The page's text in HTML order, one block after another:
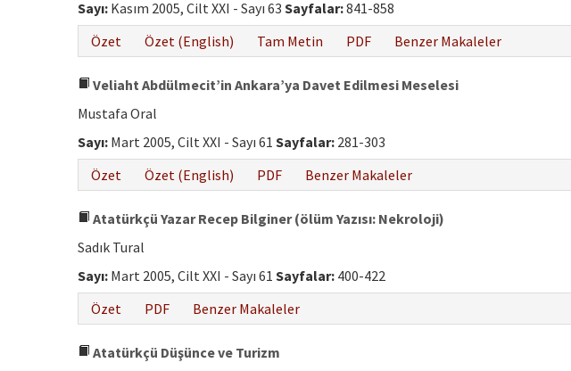
Sayı: Kasım 2005, Cilt XXI - Sayı 63 Sayfalar:841-858
Özet
Özet (English) Tam Metin PDF Benzer Makaleler
Veliaht Abdülmecit’in Ankara’ya Davet Edilmesi Meselesi
Mustafa Oral
Sayı: Mart 2005, Cilt XXI - Sayı 61 Sayfalar: 281-303
Özet
Özet (English) PDF Benzer Makaleler
Atatürkçü Yazar Recep Bilginer (ölüm Yazısı: Nekroloji)
Sadık Tural
Sayı: Mart 2005, Cilt XXI - Sayı 61 Sayfalar: 400-422
Özet
PDF Benzer Makaleler
Atatürkçü Düşünce ve Turizm